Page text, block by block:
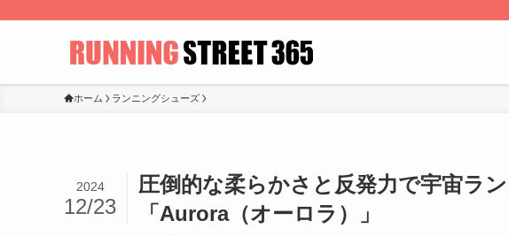
ホーム ランニングシューズ
圧倒的な柔らかさと反発力で宇宙ラ
「Aurora（オーロラ）」
2024
12/23